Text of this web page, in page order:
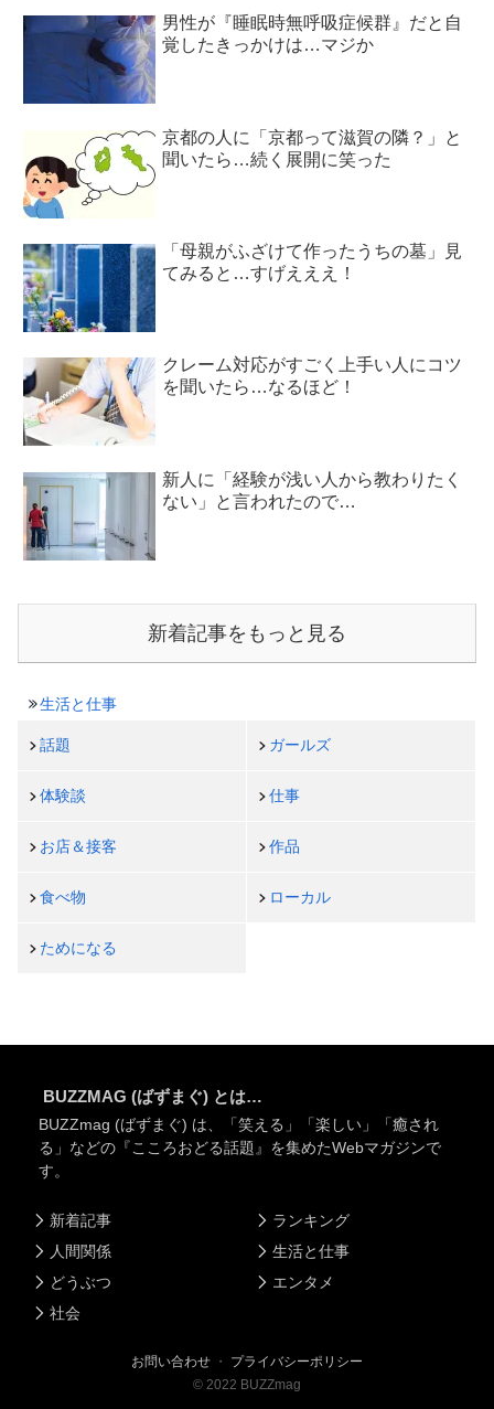
男性が『睡眠時無呼吸症候群』だと自
覚したきっかけは…マジか
京都の人に「京都って滋賀の隣？」と
聞いたら…続く展開に笑った
「母親がふざけて作ったうちの墓」見
てみると…すげえええ！
クレーム対応がすごく上手い人にコツ
を聞いたら…なるほど！
新人に「経験が浅い人から教わりたく
ない」と言われたので…
新着記事をもっと見る
生活と仕事
話題 ガールズ
体験談 仕事
お店＆接客 作品
食べ物 ローカル
ためになる
BUZZMAG (ばずまぐ) とは…
BUZZmag (ばずまぐ) は、「笑える」「楽しい」「癒され
る」などの『こころおどる話題』を集めたWebマガジンで
す。
新着記事
人間関係
どうぶつ
社会
ランキング
生活と仕事
エンタメ
お問い合わせ ・ プライバシーポリシー
© 2022 BUZZmag